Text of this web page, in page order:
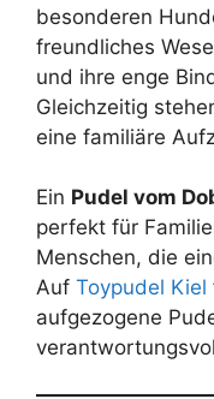
besonderen
freundliches
und ihre enge
Gleichzeitig
eine familiäre
Ein Pudel vom
perfekt für
Menschen, die
Auf Toypudel Kiel
aufgezogene